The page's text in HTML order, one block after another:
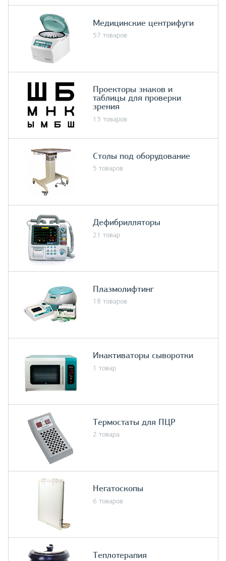
Медицинские центрифуги
57 товаров
Проекторы знаков и
таблицы для проверки
зрения
13 товаров
Столы под оборудование
5 товаров
Дефибрилляторы
21 товар
Плазмолифтинг
18 товаров
Инактиваторы сыворотки
1 товар
Термостаты для ПЦР
2 товара
Негатоскопы
6 товаров
Теплотерапия